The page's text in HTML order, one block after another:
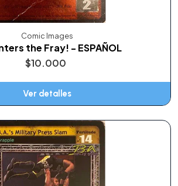
Comic Images
the Fray! - ESPAÑOL
$10.000
Ver detalles